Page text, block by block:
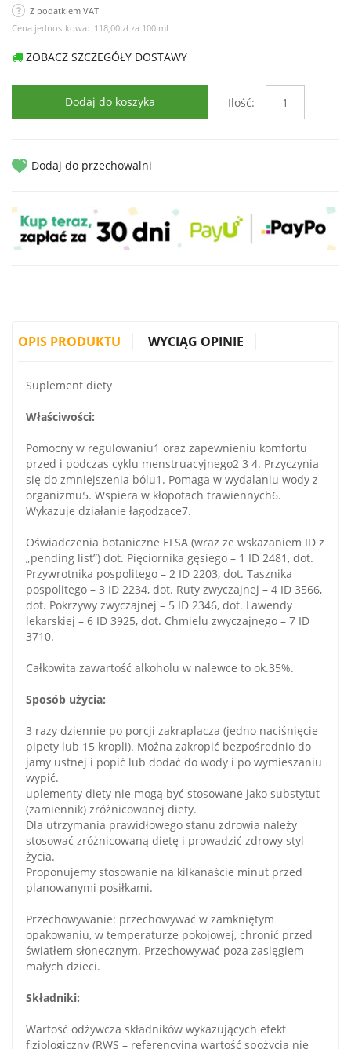
Z podatkiem VAT
Cena jednostkowa: 118,00 zł za 100 ml
ZOBACZ SZCZEGÓŁY DOSTAWY
Dodaj do koszyka Ilość:
Dodaj do przechowalni
OPIS PRODUKTU WYCIĄG OPINIE
Suplement diety
Właściwości:
Pomocny w regulowaniu1 oraz zapewnieniu komfortu
przed i podczas cyklu menstruacyjnego2 3 4. Przyczynia
się do zmniejszenia bólu1. Pomaga w wydalaniu wody z
organizmu5. Wspiera w kłopotach trawiennych6.
Wykazuje działanie łagodzące7.
Oświadczenia botaniczne EFSA (wraz ze wskazaniem ID z
„pending list”) dot. Pięciornika gęsiego – 1 ID 2481, dot.
Przywrotnika pospolitego – 2 ID 2203, dot. Tasznika
pospolitego – 3 ID 2234, dot. Ruty zwyczajnej – 4 ID 3566,
dot. Pokrzywy zwyczajnej – 5 ID 2346, dot. Lawendy
lekarskiej – 6 ID 3925, dot. Chmielu zwyczajnego – 7 ID
3710.
Całkowita zawartość alkoholu w nalewce to ok.35%.
Sposób użycia:
3 razy dziennie po porcji zakraplacza (jedno naciśnięcie
pipety lub 15 kropli). Można zakropić bezpośrednio do
jamy ustnej i popić lub dodać do wody i po wymieszaniu
wypić.
uplementy diety nie mogą być stosowane jako substytut
(zamiennik) zróżnicowanej diety.
Dla utrzymania prawidłowego stanu zdrowia należy
stosować zróżnicowaną dietę i prowadzić zdrowy styl
życia.
Proponujemy stosowanie na kilkanaście minut przed
planowanymi posiłkami.
Przechowywanie: przechowywać w zamkniętym
opakowaniu, w temperaturze pokojowej, chronić przed
światłem słonecznym. Przechowywać poza zasięgiem
małych dzieci.
Składniki:
Wartość odżywcza składników wykazujących efekt
fizjologiczny (RWS – referencyjna wartość spożycia nie